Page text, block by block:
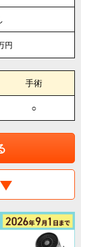
円
手術
○